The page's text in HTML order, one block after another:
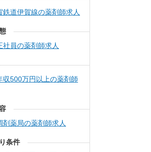
鉄道伊賀線の薬剤師求人
社員の薬剤師求人
収500万円以上の薬剤師
剤薬局の薬剤師求人
条件